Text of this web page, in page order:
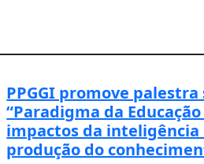
PPGGI promove palestra
“Paradigma da Educação
impactos da
produção do